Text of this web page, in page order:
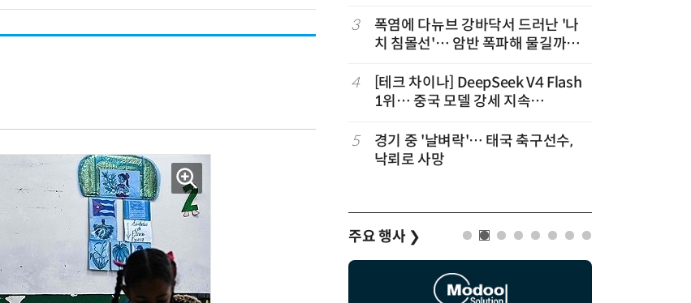
까”…월가에 판돈 몰린다는데
3
폭염에 다뉴브 강바닥서 드러난 '나
치 침몰선'… 암반 폭파해 물길까지
4
[테크 차이나] DeepSeek V4 Flash
1위… 중국 모델 강세 지속
순위)
5
경기 중 '날벼락'… 태국 축구선수,
낙뢰로 사망
주요 행사 ❯